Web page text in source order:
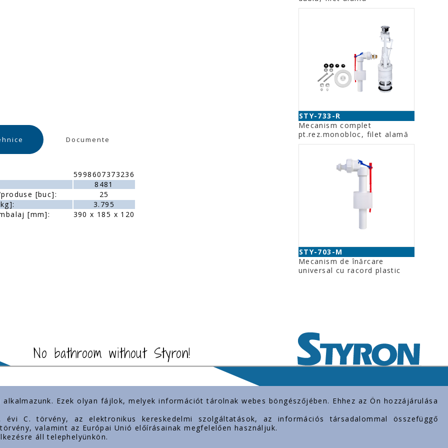
Documente
5998607373236
8481
[buc]:
25
3.795
[mm]:
390 x 185 x 120
STY-733-R
Mecanism complet
pt.rez.monobloc, filet alamă
STY-703-M
Mecanism de înărcare
universal cu racord plastic
No bathroom without Styron!
Prezența noastră
alkalmazunk. Ezek olyan fájlok, melyek információt tárolnak webes böngészőjében. Ehhez az Ön hozzájárulása
C. törvény, az elektronikus kereskedelmi szolgáltatások, az információs társadalommal összefüggő
valamint az Európai Unió előírásainak megfelelően használjuk.
áll telephelyünkön.